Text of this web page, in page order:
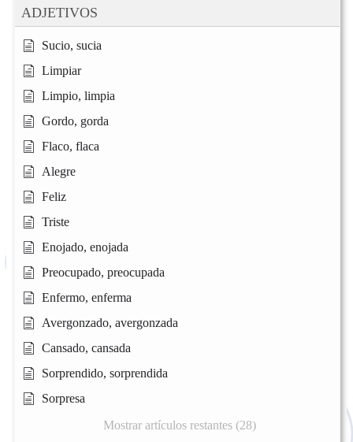
ADJETIVOS
Sucio, sucia
Limpiar
Limpio, limpia
Gordo, gorda
Flaco, flaca
Alegre
Feliz
Triste
Enojado, enojada
Preocupado, preocupada
Enfermo, enferma
Avergonzado, avergonzada
Cansado, cansada
Sorprendido, sorprendida
Sorpresa
Mostrar artículos restantes (28)